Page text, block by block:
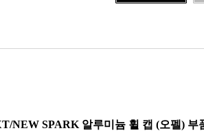
NEW SPARK 알루미늄 휠 캡 (오펠) 부